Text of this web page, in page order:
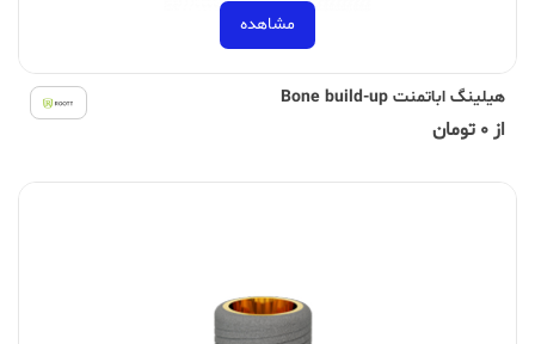
مشاهده
هیلینگ اباتمنت Bone build-up
از 0 تومان